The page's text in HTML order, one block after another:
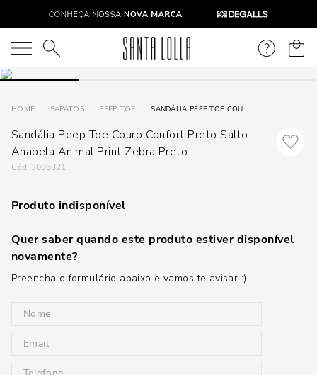
O que você está procurando?
SAPATOS PEEP TOE SANDÁLIA PEEP TOE COURO CONFORT PRETO SALTO ANABELA ANIMAL PRINT ZEBRA PRETO
Sandália Peep Toe Couro Confort Preto Salto
Anabela Animal Print Zebra Preto
: 3005321
Produto indisponível
Quer saber quando este produto estiver disponível
novamente?
Preencha o formulário abaixo e vamos te avisar :)